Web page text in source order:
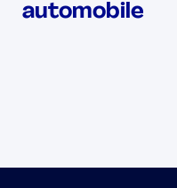
automobile